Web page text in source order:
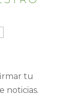
tu
noticias.